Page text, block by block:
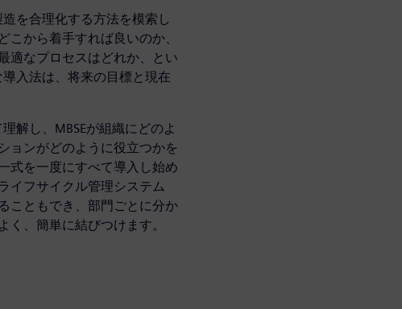
を合理化する方法を模索し
から着手すれば良いのか、
適なプロセスはどれか、とい
入法は、将来の目標と現在
解し、MBSEが組織にどのよ
ョンがどのように役立つかを
式を一度にすべて導入し始め
イフサイクル管理システム
こともでき、部門ごとに分か
、簡単に結びつけます。